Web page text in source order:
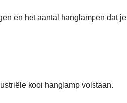
en het aantal hanglampen dat je
kooi hanglamp volstaan.